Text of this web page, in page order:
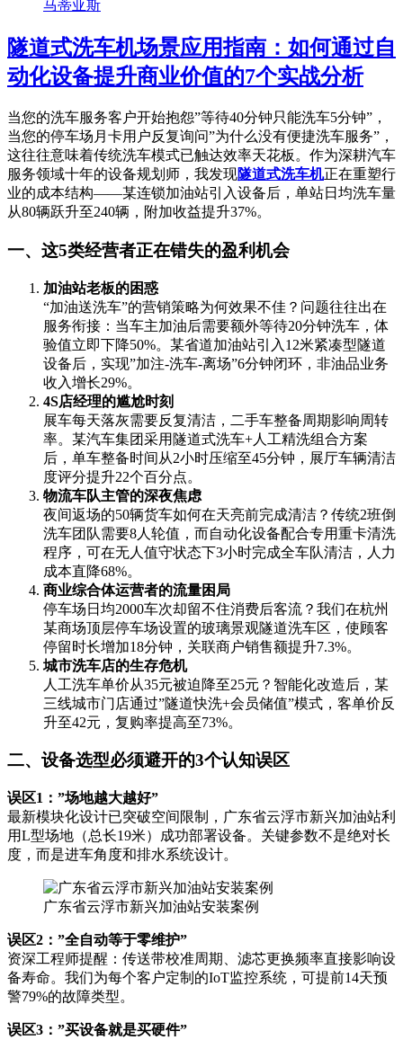
马蒂亚斯
隧道式洗车机场景应用指南：如何通过自
动化设备提升商业价值的7个实战分析
当您的洗车服务客户开始抱怨”等待40分钟只能洗车5分钟”，
当您的停车场月卡用户反复询问”为什么没有便捷洗车服务”，
这往往意味着传统洗车模式已触达效率天花板。作为深耕汽车
服务领域十年的设备规划师，我发现隧道式洗车机正在重塑行
业的成本结构——某连锁加油站引入设备后，单站日均洗车量
从80辆跃升至240辆，附加收益提升37%。
一、这5类经营者正在错失的盈利机会
加油站老板的困惑
“加油送洗车”的营销策略为何效果不佳？问题往往出在
服务衔接：当车主加油后需要额外等待20分钟洗车，体
验值立即下降50%。某省道加油站引入12米紧凑型隧道
设备后，实现”加注-洗车-离场”6分钟闭环，非油品业务
收入增长29%。
4S店经理的尴尬时刻
展车每天落灰需要反复清洁，二手车整备周期影响周转
率。某汽车集团采用隧道式洗车+人工精洗组合方案
后，单车整备时间从2小时压缩至45分钟，展厅车辆清洁
度评分提升22个百分点。
物流车队主管的深夜焦虑
夜间返场的50辆货车如何在天亮前完成清洁？传统2班倒
洗车团队需要8人轮值，而自动化设备配合专用重卡清洗
程序，可在无人值守状态下3小时完成全车队清洁，人力
成本直降68%。
商业综合体运营者的流量困局
停车场日均2000车次却留不住消费后客流？我们在杭州
某商场顶层停车场设置的玻璃景观隧道洗车区，使顾客
停留时长增加18分钟，关联商户销售额提升7.3%。
城市洗车店的生存危机
人工洗车单价从35元被迫降至25元？智能化改造后，某
三线城市门店通过”隧道快洗+会员储值”模式，客单价反
升至42元，复购率提高至73%。
二、设备选型必须避开的3个认知误区
误区1：”场地越大越好”
最新模块化设计已突破空间限制，广东省云浮市新兴加油站利
用L型场地（总长19米）成功部署设备。关键参数不是绝对长
度，而是进车角度和排水系统设计。
广东省云浮市新兴加油站安装案例
误区2：”全自动等于零维护”
资深工程师提醒：传送带校准周期、滤芯更换频率直接影响设
备寿命。我们为每个客户定制的IoT监控系统，可提前14天预
警79%的故障类型。
误区3：”买设备就是买硬件”